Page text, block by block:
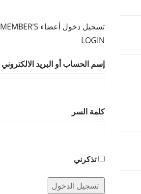
تسجيل دخول أعضاء MEMBER’S
LOGIN
إسم الحساب أو البريد الالكتروني
كلمة السر
تذكرني